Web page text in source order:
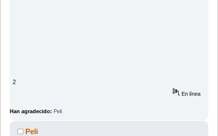
2
En línea
Han agradecido: Peli
Peli